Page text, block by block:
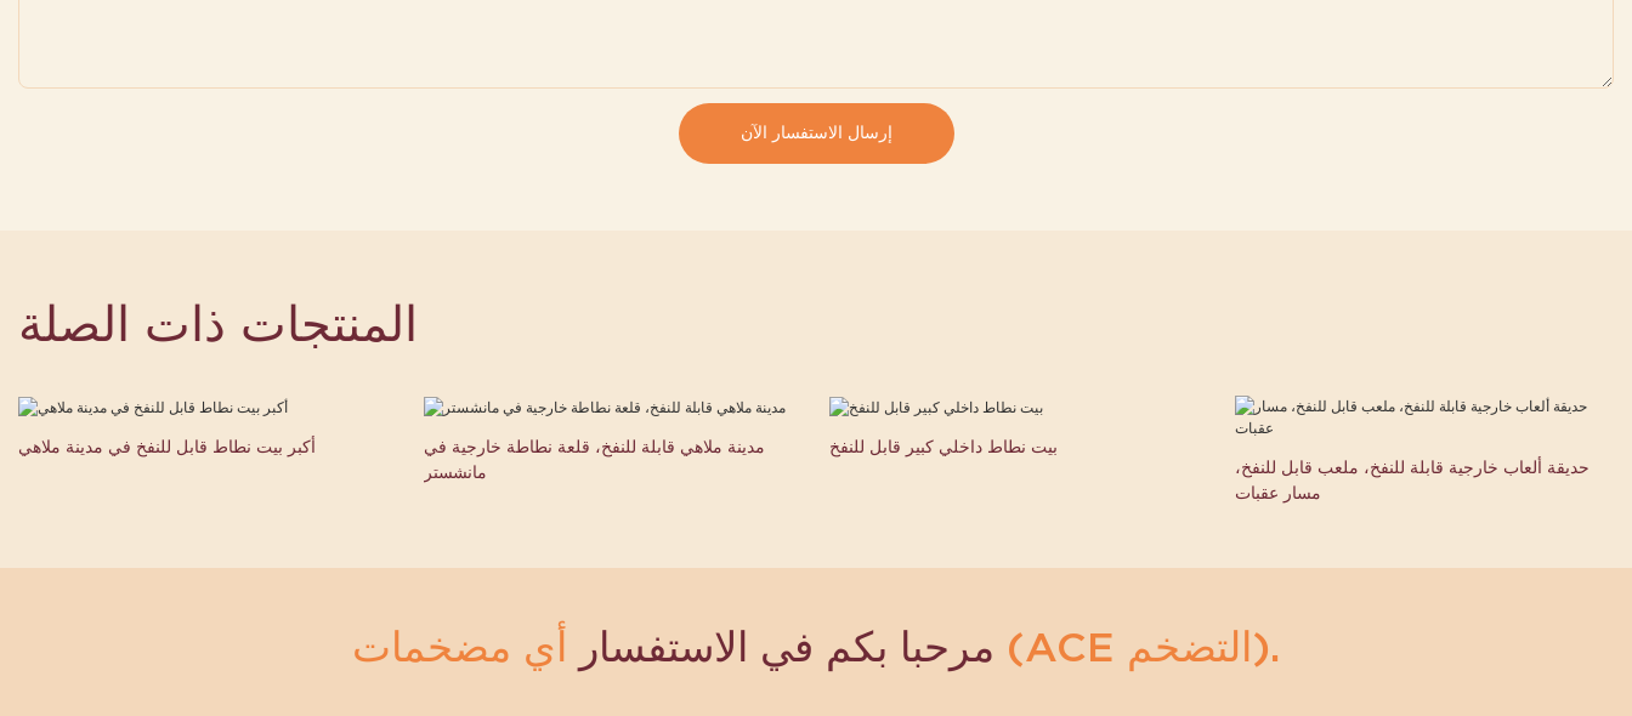
إرسال الاستفسار الآن
المنتجات ذات الصلة
أكبر بيت نطاط قابل للنفخ في مدينة ملاهي
مدينة ملاهي قابلة للنفخ، قلعة نطاطة خارجية في
مانشستر
بيت نطاط داخلي كبير قابل للنفخ
حديقة ألعاب خارجية قابلة للنفخ، ملعب قابل للنفخ،
مسار عقبات
مرحبا بكم في الاستفسار أي مضخمات (ACE التضخم).